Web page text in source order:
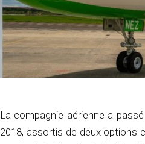
La compagnie aérienne a
2018, assortis de deux options